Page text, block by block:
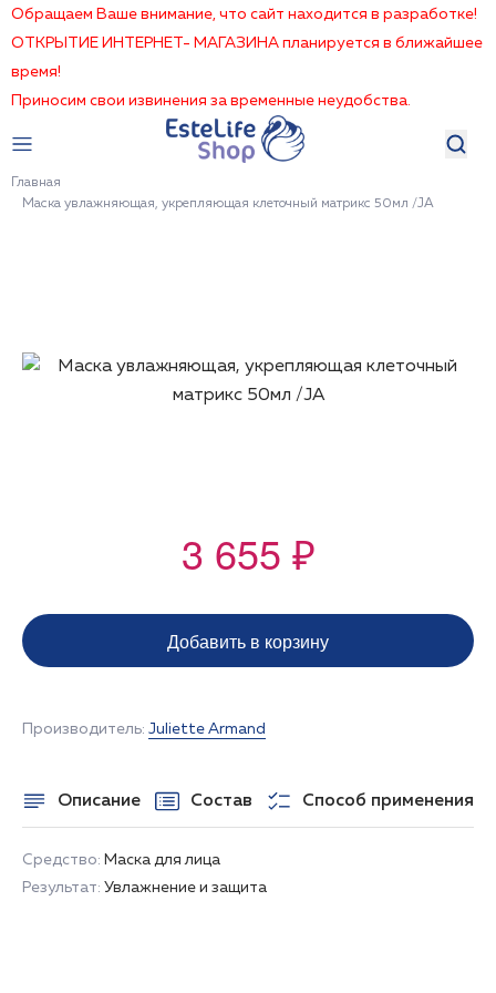
Обращаем Ваше внимание, что сайт находится в разработке!
ОТКРЫТИЕ ИНТЕРНЕТ- МАГАЗИНА планируется в ближайшее
время!
Приносим свои извинения за временные неудобства.
Главная
Маска увлажняющая, укрепляющая клеточный матрикс 50мл /JA
Производитель: Juliette Armand
Описание Состав Способ применения
Средство: Маска для лица
Результат: Увлажнение и защита
3 655 ₽
Добавить в корзину